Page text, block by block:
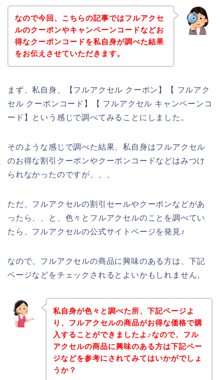
なので今回、こちらの記事ではフルアクセ
ルのクーポンやキャンペーンコードなどお
得なクーポンコードを私自身が調べた結果
をお伝えさせていただきます。
まず、私自身、【フルアクセル クーポン】【 フルアク
セル クーポンコード】【 フルアクセル キャンペーンコ
ード】という感じで調べてみることにしました。
そのような感じで調べた結果、私自身はフルアクセル
のお得な割引クーポンやクーポンコードなどはみつけ
られなかったのですが、、、
ただ、フルアクセルの割引セールやクーポンなどがあ
ったら、、と、色々とフルアクセルのことを調べてい
たら、フルアクセルの公式サイトページを発見♪
なので、フルアクセルの商品に興味のある方は、下記
ページなどをチェックされるとよいかもしれません。
私自身が色々と調べた所、下記ページよ
り、フルアクセルの商品がお得な価格で購
入することができましたよ♪なので、フル
アクセルの商品に興味のある方は下記ペー
ジなどを参考にされてみてはいかがでしょ
うか？